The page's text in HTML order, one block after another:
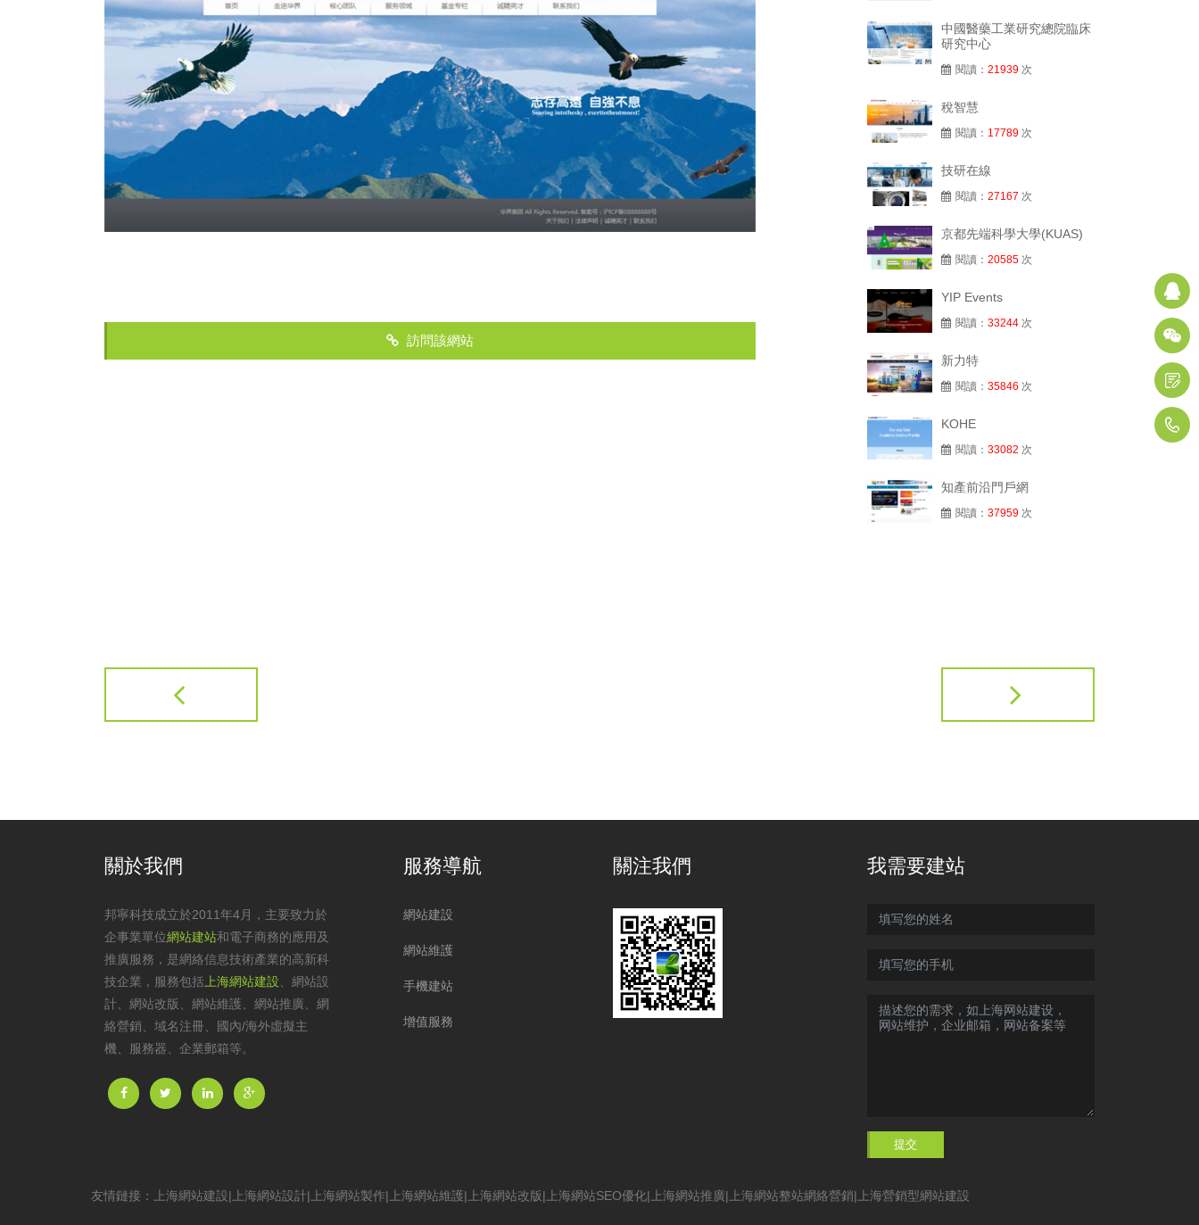
訪問該網站
中國醫藥工業研究總院臨床
研究中心
閱讀： 21939 次
稅智慧
閱讀： 17789 次
技研在線
閱讀： 27167 次
京都先端科學大學(KUAS)
閱讀： 20585 次
YIP Events
閱讀： 33244 次
新力特
閱讀： 35846 次
KOHE
閱讀： 33082 次
知產前沿門戶網
閱讀： 37959 次
關於我們
邦寧科技成立於2011年4月，主要致力於
企事業單位網站建站和電子商務的應用及
推廣服務，是網絡信息技術產業的高新科
技企業，服務包括 上海網站建設
網站設
計
網站改版 網站維護 、網站推廣、網
絡營銷、域名注冊、國內/海外虛擬主
機、服務器、企業郵箱等。
服務導航
網站建設
網站維護
手機建站
增值服務
關注我們 我需要建站
提交
友情鏈接： 上海網站建設| 上海網站設計| 上海網站製作| 上海網站維護| 上海網站改版| 上海網站SEO優化| 上海網站推廣| 上海網站整站網絡營銷| 上海營銷型網站建設